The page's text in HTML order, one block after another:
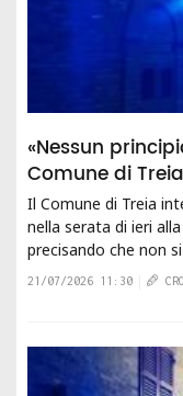
«Nessun
Comune di
Il Comune di Treia
nella serata di ieri
precisando che non
d'incendio all'interno
21/07/2026 11:30